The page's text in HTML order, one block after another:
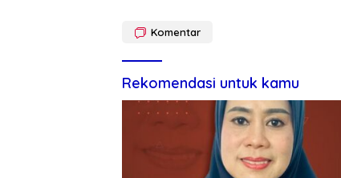
Komentar
Rekomendasi untuk kamu